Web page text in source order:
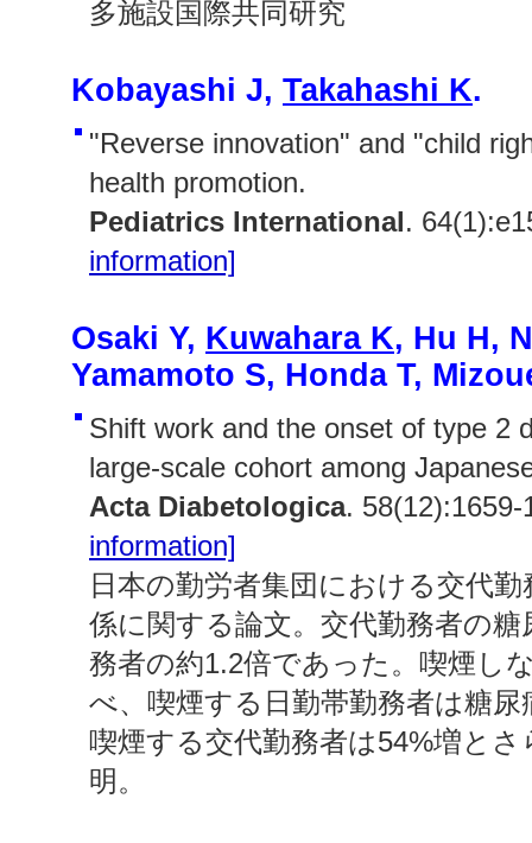
多施設国際共同研究
Kobayashi J, Takahashi K.
"Reverse innovation" and "child
health promotion.
Pediatrics International.
information]
Osaki Y, Kuwahara K, Hu H,
Yamamoto S, Honda T,
Shift work and the onset of type 2
large-scale cohort among
Acta Diabetologica.
information]
日本の勤労者集団における交代
係に関する論文。交代勤務者の
務者の約1.2倍であった。喫煙し
べ、喫煙する日勤帯勤務者は糖
喫煙する交代勤務者は54%増と
明。